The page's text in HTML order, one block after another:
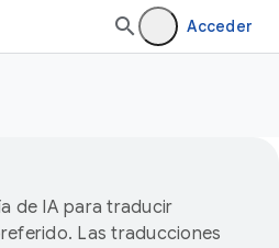
Acceder
de IA para traducir
Las traducciones